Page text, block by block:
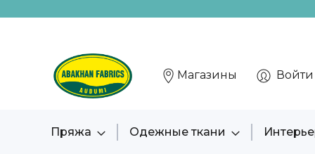
Магазины Войти
Пряжа Одежные ткани